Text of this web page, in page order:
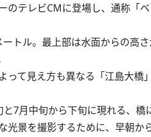
のテレビCMに登場し、通称「
トル。最上部は水面からの高
って見え方も異なる「江島大橋
7月中旬から下旬に現れる、橋
光景を撮影するために、早朝か